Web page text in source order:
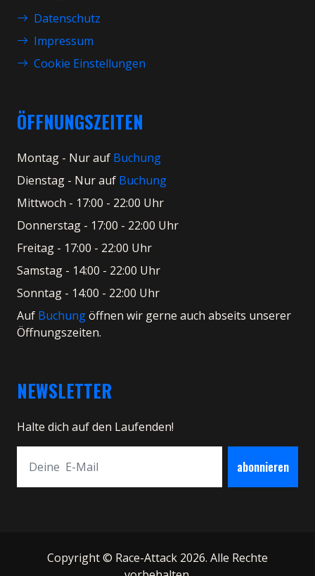
Datenschutz
Impressum
Cookie Einstellungen
ÖFFNUNGSZEITEN
Montag - Nur auf Buchung
Dienstag - Nur auf Buchung
Mittwoch - 17:00 - 22:00 Uhr
Donnerstag - 17:00 - 22:00 Uhr
Freitag - 17:00 - 22:00 Uhr
Samstag - 14:00 - 22:00 Uhr
Sonntag - 14:00 - 22:00 Uhr
Auf Buchungöffnen wir gerne auch abseits unserer
Öffnungszeiten.
NEWSLETTER
Halte dich auf den Laufenden!
abonnieren
Copyright © Race-Attack 2026. Alle Rechte